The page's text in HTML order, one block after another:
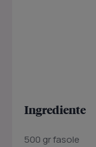
Ingrediente
500 gr fasole